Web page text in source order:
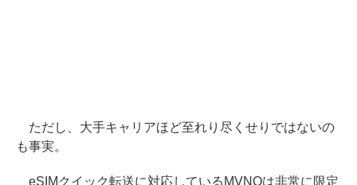
ただし、大手キャリアほど至れり尽くせりではないの
も事実。
eSIMクイック転送に対応しているMVNOは非常に限定